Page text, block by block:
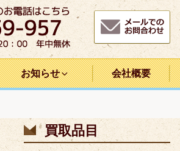
お知らせ 会社概要
買取品目